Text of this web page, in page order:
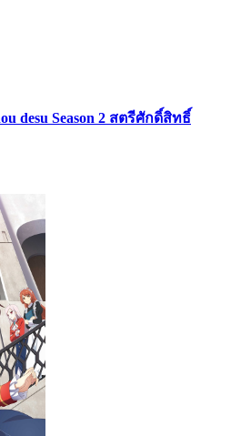
desu Season 2 สตรีศักดิ์สิทธิ์